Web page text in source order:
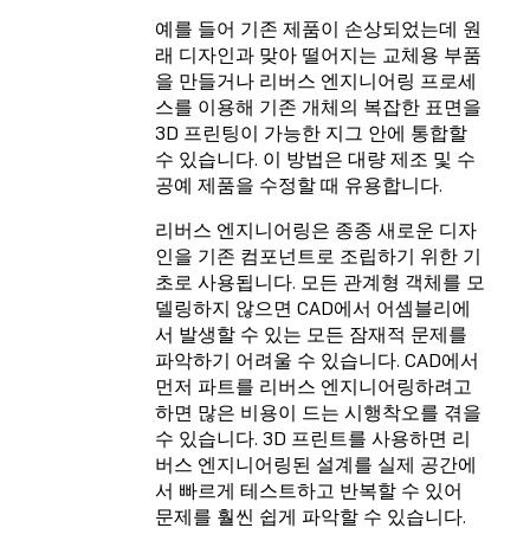
예를 들어 기존 제품이 손상되었는데 원
래 디자인과 맞아 떨어지는 교체용 부품
을 만들거나 리버스 엔지니어링 프로세
스를 이용해 기존 개체의 복잡한 표면을
3D 프린팅이 가능한 지그 안에 통합할
수 있습니다. 이 방법은 대량 제조 및 수
공예 제품을 수정할 때 유용합니다.
리버스 엔지니어링은 종종 새로운 디자
인을 기존 컴포넌트로 조립하기 위한 기
초로 사용됩니다. 모든 관계형 객체를 모
델링하지 않으면 CAD에서 어셈블리에
서 발생할 수 있는 모든 잠재적 문제를
파악하기 어려울 수 있습니다. CAD에서
먼저 파트를 리버스 엔지니어링하려고
하면 많은 비용이 드는 시행착오를 겪을
수 있습니다. 3D 프린트를 사용하면 리
버스 엔지니어링된 설계를 실제 공간에
서 빠르게 테스트하고 반복할 수 있어
문제를 훨씬 쉽게 파악할 수 있습니다.